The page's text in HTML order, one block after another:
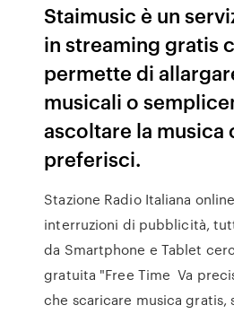
Staimusic è un
in streaming gratis
permette di
musicali o
ascoltare la musica
preferisci.
Stazione Radio Italiana
interruzioni di pubblicità,
da Smartphone e Tablet
gratuita "Free Time Va
che scaricare musica gratis,